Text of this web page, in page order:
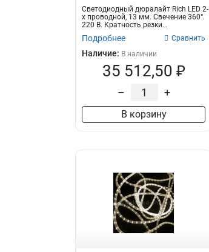
Светодиодный дюралайт Rich LED 2-
х проводной, 13 мм. Свечение 360°.
220 В. Кратность резки...
Подробнее Сравнить
Наличие: В наличии
35 512,50 ₽
– +
В корзину